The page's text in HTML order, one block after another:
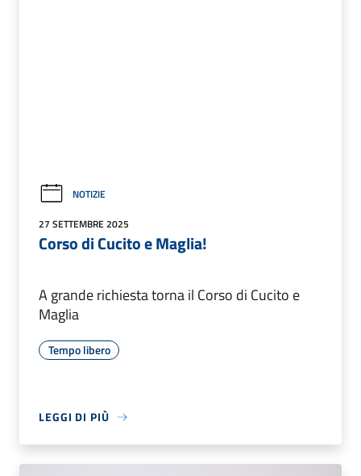
NOTIZIE
27 SETTEMBRE 2025
Corso di Cucito e Maglia!
A grande richiesta torna il Corso di Cucito e
Maglia
Tempo libero
LEGGI DI PIÙ